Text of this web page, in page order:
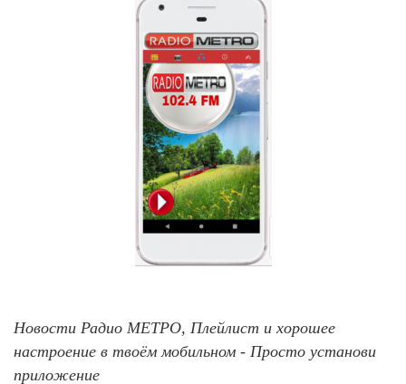
Новости Радио МЕТРО, Плейлист и хорошее
настроение в твоём мобильном - Просто установи
приложение